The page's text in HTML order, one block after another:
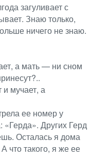
загуливает с
Знаю только,
ничего не знаю.
а мать — ни сном
и мучает, а
ее номер у
«Герда». Других Герд
Осталась я дома
что такого, я же ее